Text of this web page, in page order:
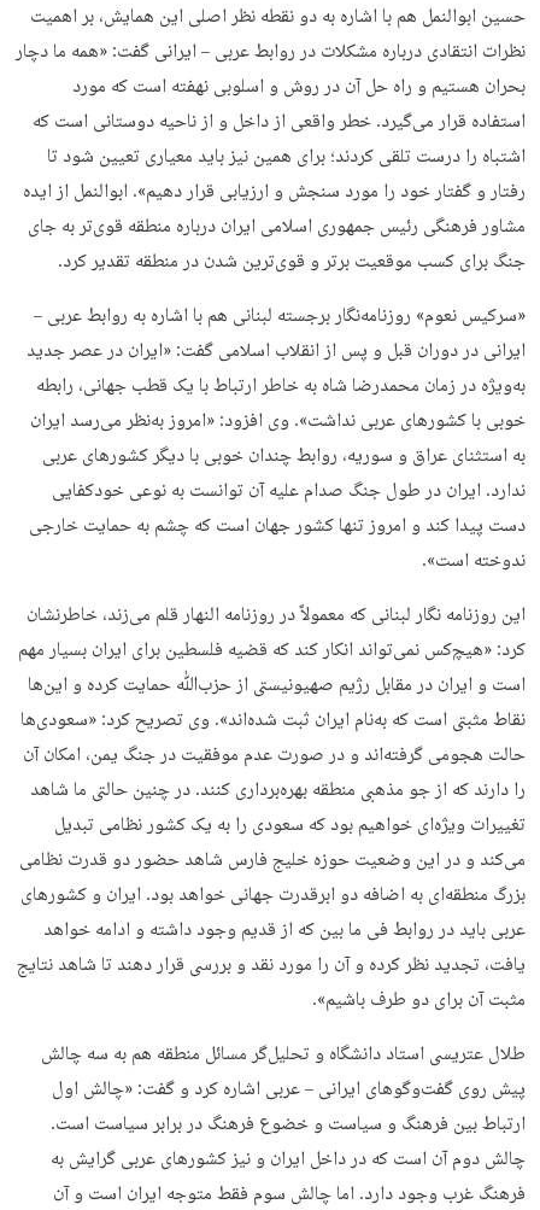
حسین ابوالنمل هم با اشاره به دو نقطه نظر اصلی این همایش، بر اهمیت
نظرات انتقادی درباره مشکلات در روابط عربی – ایرانی گفت: «همه ما دچار
بحران هستیم و راه حل آن در روش و اسلوبی نهفته است که مورد
استفاده قرار می‌گیرد. خطر واقعی از داخل و از ناحیه دوستانی است که
اشتباه را درست تلقی کردند؛ برای همین نیز باید معیاری تعیین شود تا
رفتار و گفتار خود را مورد سنجش و ارزیابی قرار دهیم». ابوالنمل از ایده
مشاور فرهنگی رئیس جمهوری اسلامی ایران درباره منطقه قوی‌تر به جای
جنگ برای کسب موقعیت برتر و قوی‌ترین شدن در منطقه تقدیر کرد.
«سرکیس نعوم» روزنامه‌نگار برجسته لبنانی هم با اشاره به روابط عربی –
ایرانی در دوران قبل و پس از انقلاب اسلامی گفت: «ایران در عصر جدید
به‌ویژه در زمان محمدرضا شاه به خاطر ارتباط با یک قطب جهانی، رابطه
خوبی با کشورهای عربی نداشت». وی افزود: «امروز به‌نظر می‌رسد ایران
به استثنای عراق و سوریه، روابط چندان خوبی با دیگر کشورهای عربی
ندارد. ایران در طول جنگ صدام علیه آن توانست به نوعی خودکفایی
دست پیدا کند و امروز تنها کشور جهان است که چشم به حمایت خارجی
ندوخته است».
این روزنامه نگار لبنانی که معمولاً در روزنامه النهار قلم می‌زند، خاطرنشان
کرد: «هیچ‌کس نمی‌تواند انکار کند که قضیه فلسطین برای ایران بسیار مهم
است و ایران در مقابل رژیم صهیونیستی از حزب‌ﷲ حمایت کرده و این‌ها
نقاط مثبتی است که به‌نام ایران ثبت شده‌اند». وی تصریح کرد: «سعودی‌ها
حالت هجومی گرفته‌اند و در صورت عدم موفقیت در جنگ یمن، امکان آن
را دارند که از جو مذهبی منطقه بهره‌برداری کنند. در چنین حالتی ما شاهد
تغییرات ویژه‌ای خواهیم بود که سعودی را به یک کشور نظامی تبدیل
می‌کند و در این وضعیت حوزه خلیج فارس شاهد حضور دو قدرت نظامی
بزرگ منطقه‌ای به اضافه دو ابرقدرت جهانی خواهد بود. ایران و کشورهای
عربی باید در روابط فی ما بین که از قدیم وجود داشته و ادامه خواهد
یافت، تجدید نظر کرده و آن را مورد نقد و بررسی قرار دهند تا شاهد نتایج
مثبت آن برای دو طرف باشیم».
طلال عتریسی استاد دانشگاه و تحلیل‌گر مسائل منطقه هم به سه چالش
پیش روی گفت‌وگوهای ایرانی – عربی اشاره کرد و گفت: «چالش اول
ارتباط بین فرهنگ و سیاست و خضوع فرهنگ در برابر سیاست است.
چالش دوم آن است که در داخل ایران و نیز کشورهای عربی گرایش به
فرهنگ غرب وجود دارد. اما چالش سوم فقط متوجه ایران است و آن